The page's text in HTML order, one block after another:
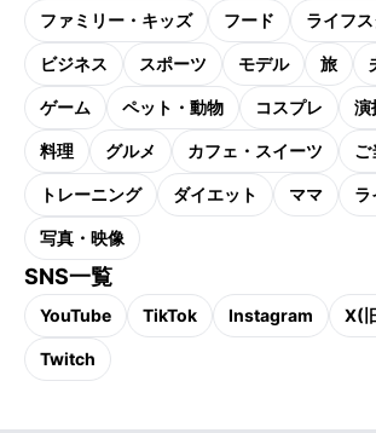
ファミリー・キッズ フード ライフ
ビジネス スポーツ モデル 旅
ゲーム ペット・動物 コスプレ 演
料理 グルメ カフェ・スイーツ ご
トレーニング ダイエット ママ ラ
写真・映像
SNS一覧
YouTube TikTok Instagram X(
Twitch